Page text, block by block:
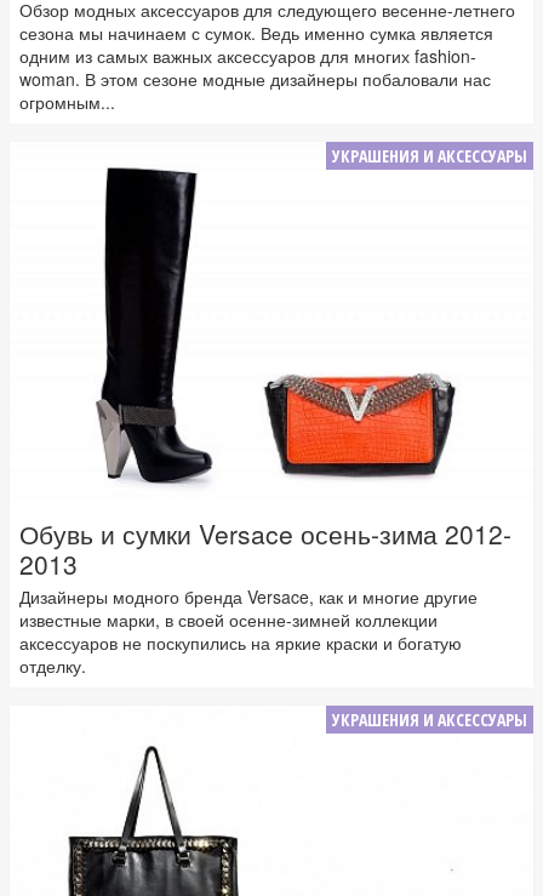
Обзор модных аксессуаров для следующего весенне-летнего
сезона мы начинаем с сумок. Ведь именно сумка является
одним из самых важных аксессуаров для многих fashion-
woman. В этом сезоне модные дизайнеры побаловали нас
огромным...
УКРАШЕНИЯ И АКСЕССУАРЫ
Обувь и сумки Versace осень-зима 2012-
2013
Дизайнеры модного бренда Versace, как и многие другие
известные марки, в своей осенне-зимней коллекции
аксессуаров не поскупились на яркие краски и богатую
отделку.
УКРАШЕНИЯ И АКСЕССУАРЫ